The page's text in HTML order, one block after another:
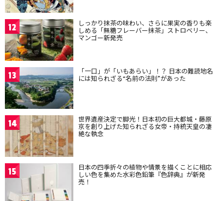
12 しっかり抹茶の味わい、さらに果実の香りも楽
しめる「無糖フレーバー抹茶」ストロベリー、
マンゴー新発売
13 「一口」が「いもあらい」！？ 日本の難読地名
には知られざる“名前の法則”があった
14 世界遺産決定で脚光！日本初の巨大都城・藤原
京を創り上げた知られざる女帝・持統天皇の凄
絶な執念
15 日本の四季折々の植物や情景を描くことに相応
しい色を集めた水彩色鉛筆『色辞典』が新発
売！